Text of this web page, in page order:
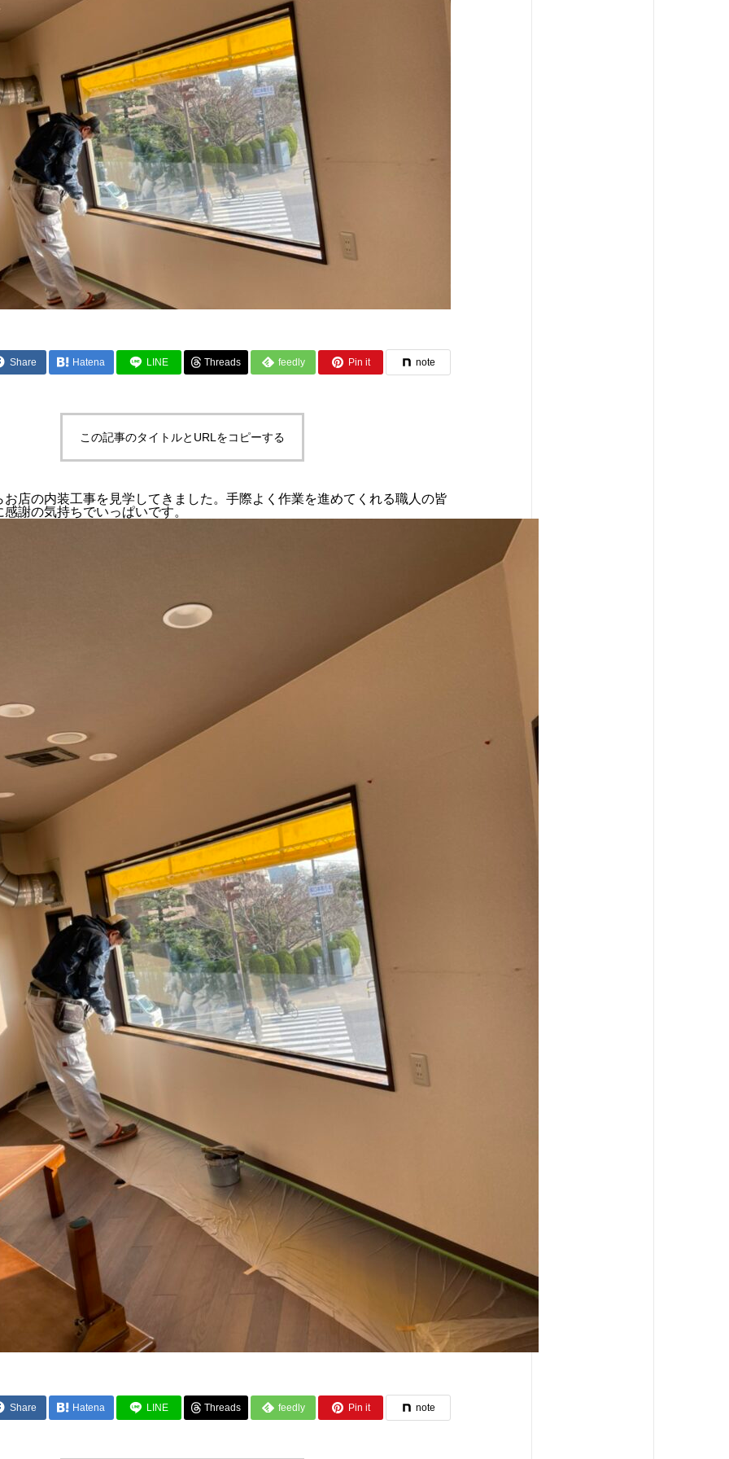
Share Hatena LINE Threads feedly Pin it note
この記事のタイトルとURLをコピーする
お店の内装工事を見学してきました。手際よく作業を進めてくれる職人の皆
謝の気持ちでいっぱいです。
Share Hatena LINE Threads feedly Pin it note